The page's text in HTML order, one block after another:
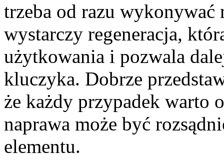
trzeba od razu
wystarczy regeneracja,
użytkowania i pozwala
kluczyka. Dobrze
że każdy przypadek warto
naprawa może być
elementu.